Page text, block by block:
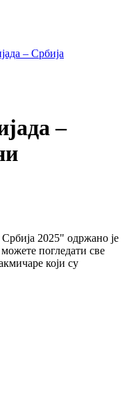
– Србија
–
2025" одржано је
погледати све
који су